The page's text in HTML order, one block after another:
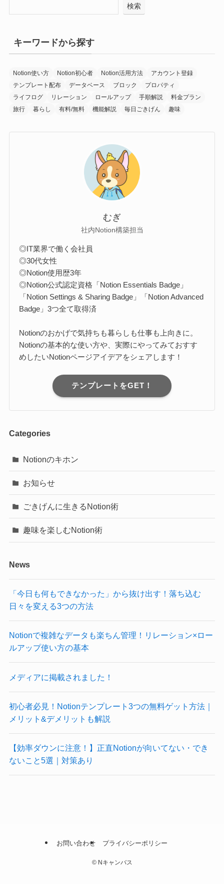
検索
キーワードから探す
Notion使い方 Notion初心者 Notion活用方法
アカウント登録
テンプレート配布
データベース ブロック
プロパティ
ライフログ
リレーション ロールアップ 手順解説
料金プラン
旅行
暮らし 有料/無料 機能解説 毎日ごきげん 趣味
むぎ
社内Notion構築担当
◎IT業界で働く会社員
◎30代女性
◎Notion使用歴3年
◎Notion公式認定資格「Notion Essentials Badge」
「Notion Settings & Sharing Badge」「Notion Advanced
Badge」3つ全て取得済
Notionのおかげで気持ちも暮らしも仕事も上向きに。
Notionの基本的な使い方や、実際にやってみておすす
めしたいNotionページアイデアをシェアします！
テンプレートをGET！
Categories
Notionのキホン
お知らせ
ごきげんに生きるNotion術
趣味を楽しむNotion術
News
「今日も何もできなかった」から抜け出す！落ち込む
日々を変える3つの方法
Notionで複雑なデータも楽ちん管理！リレーション×ロー
ルアップ使い方の基本
メディアに掲載されました！
初心者必見！Notionテンプレート3つの無料ゲット方法｜
メリット&デメリットも解説
【効率ダウンに注意！】正直Notionが向いてない・でき
ないこと5選｜対策あり
お問い合わせ プライバシーポリシー
©Nキャンバス